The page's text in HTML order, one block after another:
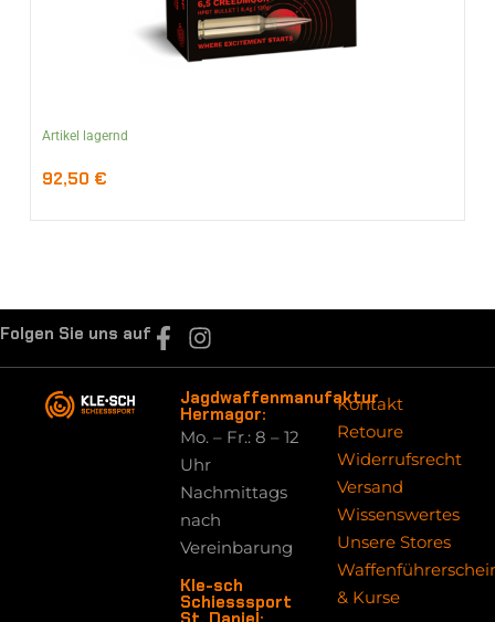
Artikel lagernd
92,50 €
Folgen Sie uns auf
Jagdwaffenmanufaktur
Hermagor:
Mo. – Fr.: 8 – 12
Uhr
Nachmittags
nach
Vereinbarung
Kle-sch
Schiesssport
Kontakt
Retoure
Widerrufsrecht
Versand
Wissenswertes
Unsere Stores
& Kurse